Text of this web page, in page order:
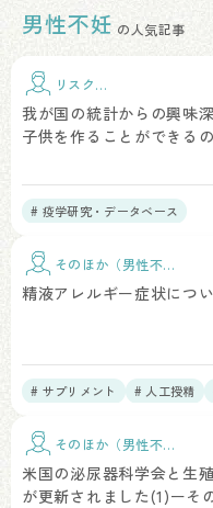
男性不妊 の人気記事
リスク因
我が国の統計からの興味
子供を作ることができる
# 疫学研究・データベース
そのほか（男性不
精液アレルギー症状につ
# サプリメント # 人工授精
そのほか（男性不
米国の泌尿器科学会と生
が更新されました(1)ーそ